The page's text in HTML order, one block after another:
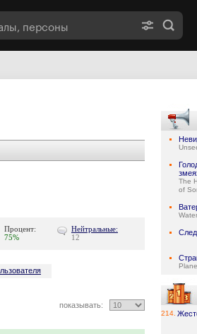
Процент:
75%
Нейтральные:
12
показывать:
The
of
214.